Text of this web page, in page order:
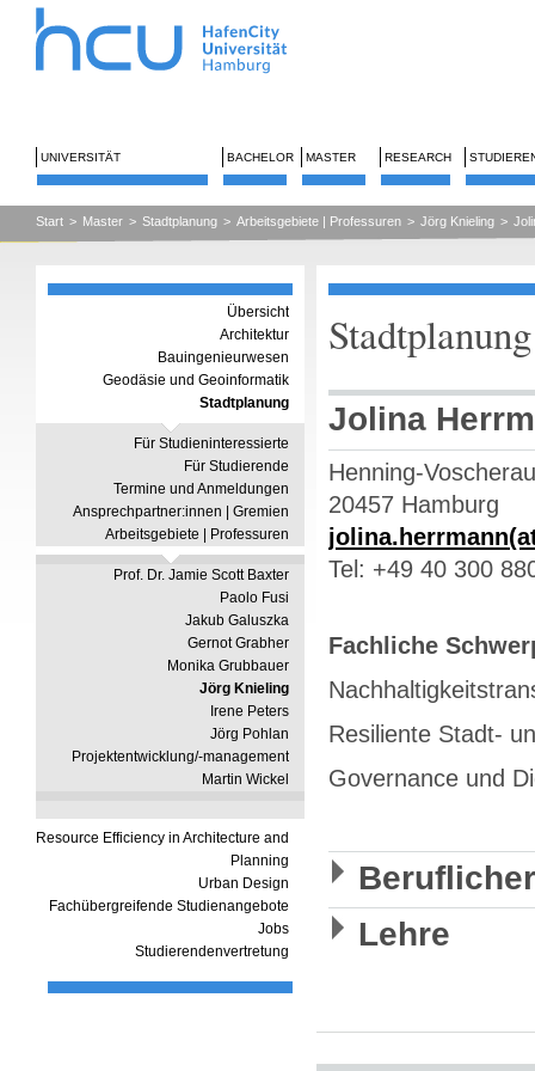
UNIVERSITÄT BACHELOR MASTER RESEARCH
Start > Master > Stadtplanung > Arbeitsgebiete | Professuren > Jörg Knieling >
Übersicht
Architektur
Bauingenieurwesen
Geodäsie und Geoinformatik
Stadtplanung
Für Studieninteressierte
Für Studierende
Termine und Anmeldungen
Ansprechpartner:innen | Gremien
Arbeitsgebiete | Professuren
Prof. Dr. Jamie Scott Baxter
Paolo Fusi
Jakub Galuszka
Gernot Grabher
Monika Grubbauer
Jörg Knieling
Irene Peters
Jörg Pohlan
Projektentwicklung/-management
Martin Wickel
Resource Efficiency in Architecture and
Planning
Urban Design
Fachübergreifende Studienangebote
Jobs
Studierendenvertretung
Jolina
Henning-
20457 Hamburg
Tel: +49 40 300
Fachliche
Resiliente Stadt-
Governance und
Lehre